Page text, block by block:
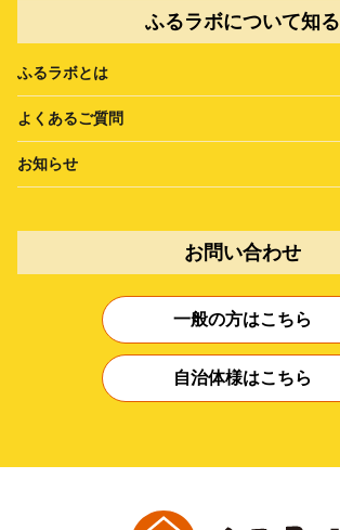
ふるラボについて知る
ふるラボとは
よくあるご質問
お知らせ
お問い合わせ
一般の方はこちら
自治体様はこちら